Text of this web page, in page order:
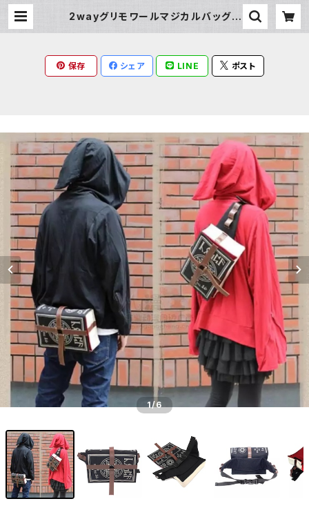
2wayグリモワールマジカルバッグ |
保存 シェア LINE ポスト
1/6